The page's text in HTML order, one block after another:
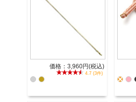
価格：3,960円(税込)
4.7 (3件)